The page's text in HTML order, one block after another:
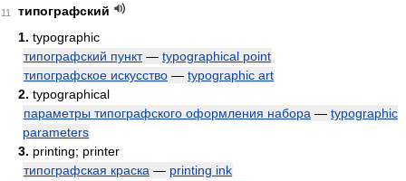
11
типографский
1. typographic
типографский пункт— typographical point
типографское искусство — typographic art
2. typographical
параметры типографского оформления набора — typographic
parameters
3. printing; printer
типографская краска — printing ink